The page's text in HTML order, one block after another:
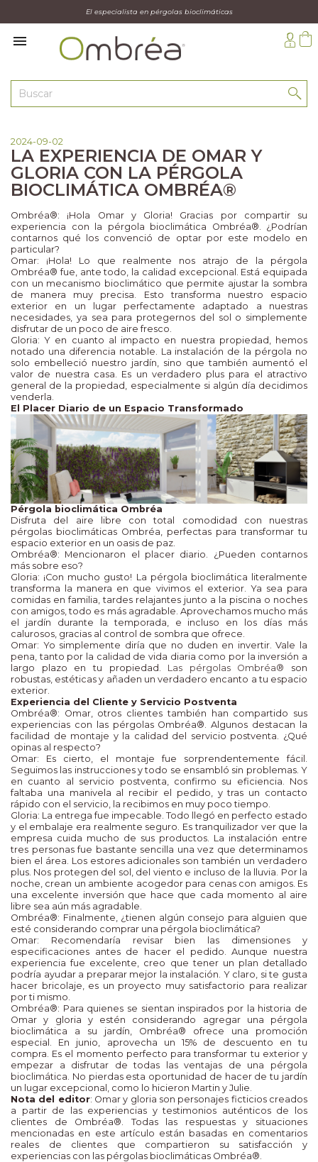
El especialista en pérgolas bioclimáticas

LA EXPERIENCIA DE OMAR Y
GLORIA CON LA PÉRGOLA
BIOCLIMÁTICA OMBRÉA®
2024-09-02
Ombréa®: ¡Hola Omar y Gloria! Gracias por compartir su
experiencia con la pérgola bioclimática Ombréa®. ¿Podrían
contarnos qué los convenció de optar por este modelo en
particular?
Omar: ¡Hola! Lo que realmente nos atrajo de la pérgola
Ombréa® fue, ante todo, la calidad excepcional. Está equipada
con un mecanismo bioclimático que permite ajustar la sombra
de manera muy precisa. Esto transforma nuestro espacio
exterior en un lugar perfectamente adaptado a nuestras
necesidades, ya sea para protegernos del sol o simplemente
disfrutar de un poco de aire fresco.
Gloria: Y en cuanto al impacto en nuestra propiedad, hemos
notado una diferencia notable. La instalación de la pérgola no
solo embelleció nuestro jardín, sino que también aumentó el
valor de nuestra casa. Es un verdadero plus para el atractivo
general de la propiedad, especialmente si algún día decidimos
venderla.
El Placer Diario de un Espacio Transformado
Pérgola bioclimática Ombréa
Disfruta del aire libre con total comodidad con nuestras
pérgolas bioclimáticas Ombréa, perfectas para transformar tu
espacio exterior en un oasis de paz.
Ombréa®: Mencionaron el placer diario. ¿Pueden contarnos
más sobre eso?
Gloria: ¡Con mucho gusto! La pérgola bioclimática literalmente
transforma la manera en que vivimos el exterior. Ya sea para
comidas en familia, tardes relajantes junto a la piscina o noches
con amigos, todo es más agradable. Aprovechamos mucho más
el jardín durante la temporada, e incluso en los días más
calurosos, gracias al control de sombra que ofrece.
Omar: Yo simplemente diría que no duden en invertir. Vale la
pena, tanto por la calidad de vida diaria como por la inversión a
largo plazo en tu propiedad. Las pérgolas Ombréa® son
robustas, estéticas y añaden un verdadero encanto a tu espacio
exterior.
Experiencia del Cliente y Servicio Postventa
Ombréa®: Omar, otros clientes también han compartido sus
experiencias con las pérgolas Ombréa®. Algunos destacan la
facilidad de montaje y la calidad del servicio postventa. ¿Qué
opinas al respecto?
Omar: Es cierto, el montaje fue sorprendentemente fácil.
Seguimos las instrucciones y todo se ensambló sin problemas. Y
en cuanto al servicio postventa, confirmo su eficiencia. Nos
faltaba una manivela al recibir el pedido, y tras un contacto
rápido con el servicio, la recibimos en muy poco tiempo.
Gloria: La entrega fue impecable. Todo llegó en perfecto estado
y el embalaje era realmente seguro. Es tranquilizador ver que la
empresa cuida mucho de sus productos. La instalación entre
tres personas fue bastante sencilla una vez que determinamos
bien el área. Los estores adicionales son también un verdadero
plus. Nos protegen del sol, del viento e incluso de la lluvia. Por la
noche, crean un ambiente acogedor para cenas con amigos. Es
una excelente inversión que hace que cada momento al aire
libre sea aún más agradable.
Ombréa®: Finalmente, ¿tienen algún consejo para alguien que
esté considerando comprar una pérgola bioclimática?
Omar: Recomendaría revisar bien las dimensiones y
especificaciones antes de hacer el pedido. Aunque nuestra
experiencia fue excelente, creo que tener un plan detallado
podría ayudar a preparar mejor la instalación. Y claro, si te gusta
hacer bricolaje, es un proyecto muy satisfactorio para realizar
por ti mismo.
Ombréa®: Para quienes se sientan inspirados por la historia de
Omar y gloria y estén considerando agregar una pérgola
bioclimática a su jardín, Ombréa® ofrece una promoción
especial. En junio, aprovecha un 15% de descuento en tu
compra. Es el momento perfecto para transformar tu exterior y
empezar a disfrutar de todas las ventajas de una pérgola
bioclimática. No pierdas esta oportunidad de hacer de tu jardín
un lugar excepcional, como lo hicieron Martin y Julie.
Nota del editor: Omar y gloria son personajes ficticios creados
a partir de las experiencias y testimonios auténticos de los
clientes de Ombréa®. Todas las respuestas y situaciones
mencionadas en este artículo están basadas en comentarios
reales de clientes que compartieron su satisfacción y
experiencias con las pérgolas bioclimáticas Ombréa®.